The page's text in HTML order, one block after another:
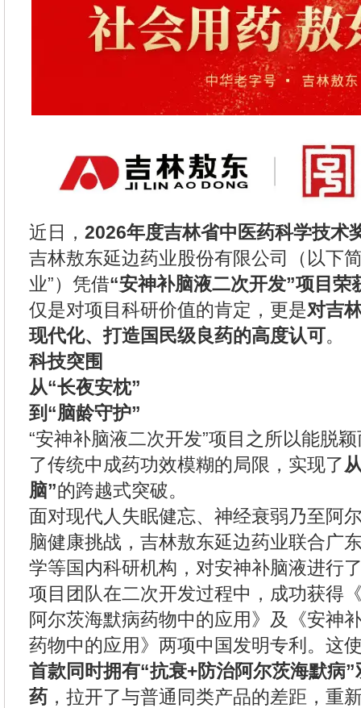
近日， 2026年度吉林省中医药科学技术
吉林敖东延边药业股份有限公司（以下
业”）凭借“安神补脑液二次开发”项目荣
仅是对项目科研价值的肯定，更是对吉
现代化、打造国民级良药的高度认可。
科技突围
从“长夜安枕”
到“脑龄守护”
“安神补脑液二次开发”项目之所以能脱
了传统中成药功效模糊的局限，实现了
脑”的跨越式突破。
面对现代人失眠健忘、神经衰弱乃至阿
脑健康挑战，吉林敖东延边药业联合广
学等国内科研机构，对安神补脑液进行
项目团队在二次开发过程中，成功获得
阿尔茨海默病药物中的应用》及《安神
药物中的应用》两项中国发明专利。这
首款同时拥有“抗衰+防治阿尔茨海默病
药 ，拉开了与普通同类产品的差距，重